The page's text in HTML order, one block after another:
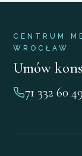
CENTRUM
WROCŁAW
Umów
71 332 60